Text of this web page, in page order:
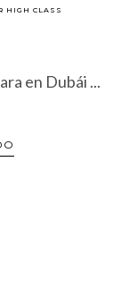
HIGH CLASS
en Dubái